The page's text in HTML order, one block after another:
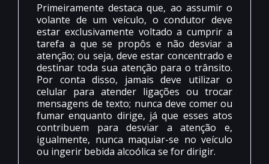
Primeiramente destaca que, ao assumir o
volante de um veículo, o condutor deve
estar exclusivamente voltado a cumprir a
tarefa a que se propôs e não desviar a
atenção; ou seja, deve estar concentrado e
destinar toda sua atenção para o trânsito.
Por conta disso, jamais deve utilizar o
celular para atender ligações ou trocar
mensagens de texto; nunca deve comer ou
fumar enquanto dirige, já que esses atos
contribuem para desviar a atenção e,
igualmente, nunca maquiar-se no veículo
ou ingerir bebida alcoólica se for dirigir.